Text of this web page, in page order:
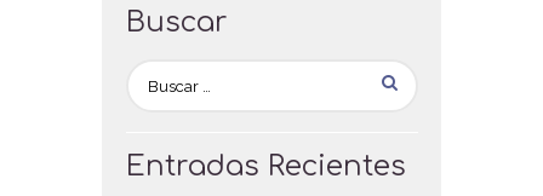
Buscar
Entradas Recientes